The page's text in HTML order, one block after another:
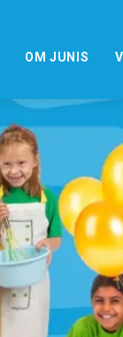
OM JUNIS